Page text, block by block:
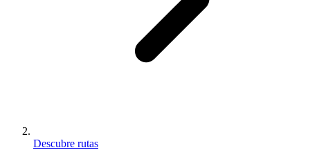
Descubre rutas